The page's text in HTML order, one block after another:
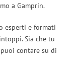
a Gamprin.
esperti e formati
Sia che tu
contare su di